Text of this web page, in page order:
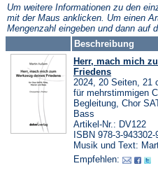
Tab)
Um weitere Informationen zu den
mit der Maus anklicken. Um einen
Mengenzahl eingeben und dann auf
Beschreibung
Herr, mach mich
Friedens
2024, 20 Seiten, 21
für mehrstimmigen
Begleitung, Chor
Bass
Artikel-Nr.: DV122
ISBN 978-3-943302-
Musik und Text:
Empfehlen: